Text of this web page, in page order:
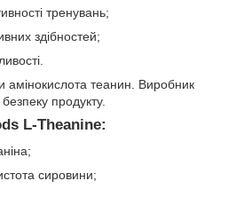
тренувань;
здібностей;
амінокислота теанин. Виробник
продукту.
L-Theanine:
сировини;